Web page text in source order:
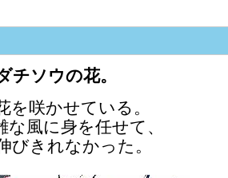
チソウの花。
を咲かせている。
風に身を任せて、
びきれなかった。